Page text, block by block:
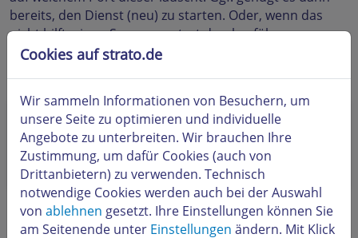
bereits, den Dienst (neu) zu starten. Oder, wenn das
nicht hilft, einen Serverneustart durchzuführen.
Ob auf einem bestimmten Port ein Dienst lauscht,
Ist der Server nicht per SSH (Linux) oder
Remotedesktopverbindung (Windows) erreichbar,
müssen Sie sich per KVM-Konsole auf dem Server
einloggen.
Anwendungsbeispiele für netstat:
Cookies auf strato.de
Wir sammeln Informationen von Besuchern, um
unsere Seite zu optimieren und individuelle
Angebote zu unterbreiten. Wir brauchen Ihre
Zustimmung, um dafür Cookies (auch von
Drittanbietern) zu verwenden. Technisch
notwendige Cookies werden auch bei der Auswahl
von ablehnen gesetzt. Ihre Einstellungen können Sie
am Seitenende unter Einstellungen ändern. Mit Klick